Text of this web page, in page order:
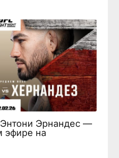
Эрнандес —
эфире на